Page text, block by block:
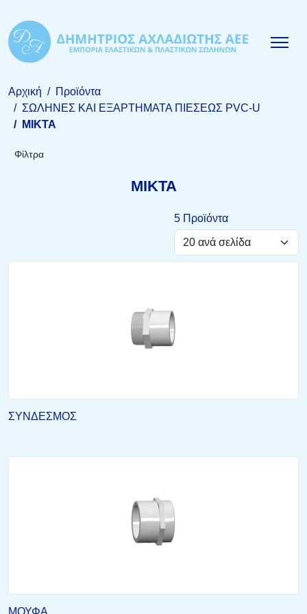
Αρχική
Προϊόντα
ΣΩΛΗΝΕΣ ΚΑΙ ΕΞΑΡΤΗΜΑΤΑ ΠΙΕΣΕΩΣ PVC-U
ΜΙΚΤΑ
Φίλτρα
ΜΙΚΤΑ
5 Προϊόντα
ΣΥΝΔΕΣΜΟΣ